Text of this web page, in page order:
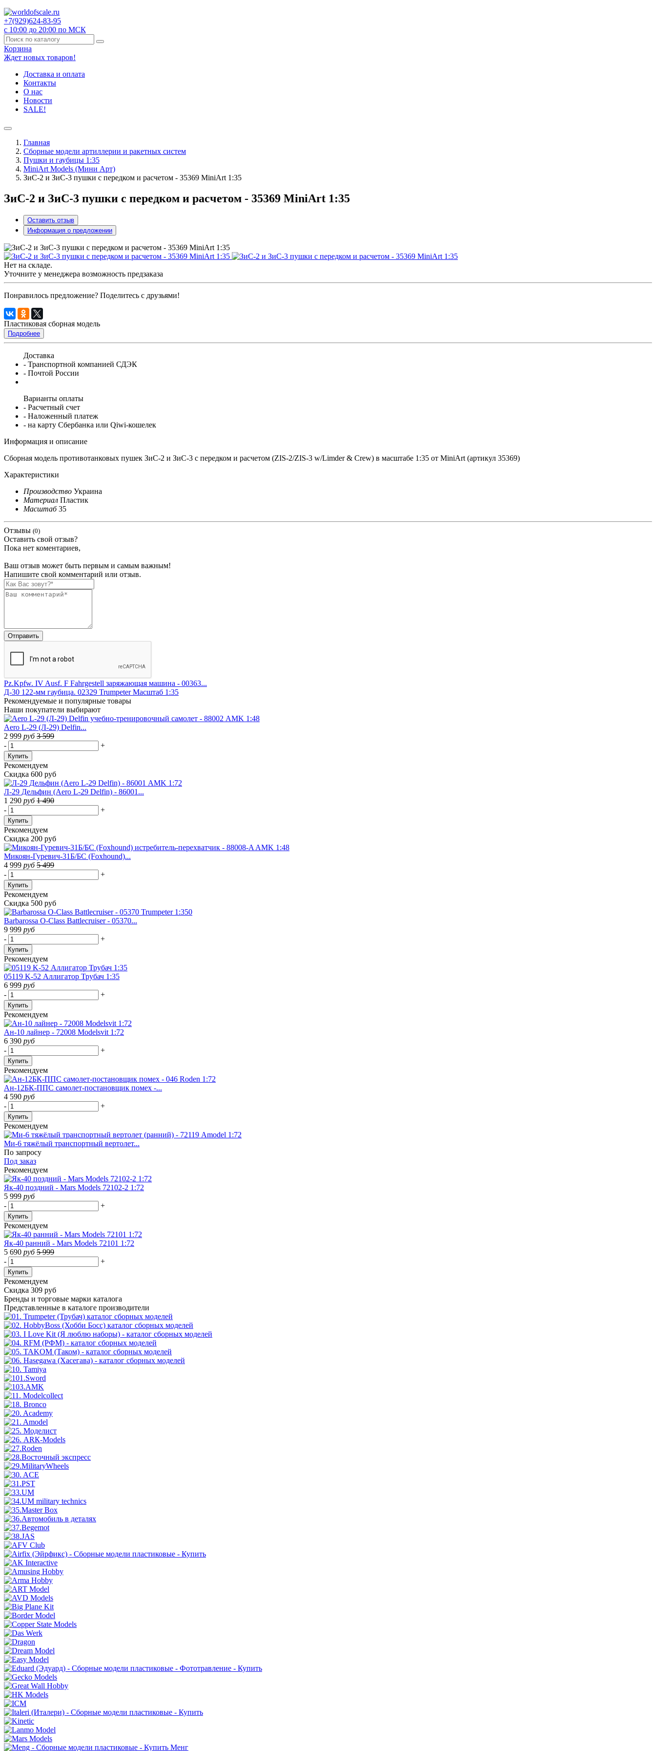
+7(929)624-83-95
с 10:00 до 20:00 по МСК
Корзина
Ждет новых товаров!
Доставка и оплата
Контакты
О нас
Новости
SALE!
Главная
Сборные модели артиллерии и ракетных систем
Пушки и гаубицы 1:35
MiniArt Models (Мини Арт)
ЗиС-2 и ЗиС-3 пушки с передком и расчетом - 35369 MiniArt 1:35
ЗиС-2 и ЗиС-3 пушки с передком и расчетом - 35369 MiniArt 1:35
Оставить отзыв
Информация о предложении
Нет на складе.
Уточните у менеджера возможность предзаказа
Понравилось предложение? Поделитесь с друзьями!
Пластиковая сборная модель
Подробнее
Доставка
- Транспортной компанией СДЭК
- Почтой России
Варианты оплаты
- Расчетный счет
- Наложенный платеж
- на карту Сбербанка или Qiwi-кошелек
Информация и описание
Сборная модель противотанковых пушек ЗиС-2 и ЗиС-3 с передком и расчетом (ZIS-2/ZIS-3 w/Limder & Crew) в масштабе 1:35 от MiniArt (артикул 35369)
Характеристики
Производство Украина
Материал Пластик
Масштаб 35
Отзывы (0)
Оставить свой отзыв?
Пока нет коментариев,
Ваш отзыв может быть первым и самым важным!
Напишите свой комментарий или отзыв.
Pz.Kpfw. IV Ausf. F Fahrgestell заряжающая машина - 00363...
Д-30 122-мм гаубица. 02329 Trumpeter Масштаб 1:35
Рекомендуемые и популярные товары
Наши покупатели выбирают
Aero L-29 (Л-29) Delfin...
2 999 руб 3 599
-
+
Купить
Рекомендуем
Скидка 600 руб
Л-29 Дельфин (Aero L-29 Delfin) - 86001...
1 290 руб 1 490
-
+
Купить
Рекомендуем
Скидка 200 руб
Микоян-Гуревич-31Б/БС (Foxhound)...
4 999 руб 5 499
-
+
Купить
Рекомендуем
Скидка 500 руб
Barbarossa O-Class Battlecruiser - 05370...
9 999 руб
-
+
Купить
Рекомендуем
05119 K-52 Аллигатор Трубач 1:35
6 999 руб
-
+
Купить
Рекомендуем
Ан-10 лайнер - 72008 Modelsvit 1:72
6 390 руб
-
+
Купить
Рекомендуем
Ан-12БК-ППС самолет-постановщик помех -...
4 590 руб
-
+
Купить
Рекомендуем
Ми-6 тяжёлый транспортный вертолет...
По запросу
Под заказ
Рекомендуем
Як-40 поздний - Mars Models 72102-2 1:72
5 999 руб
-
+
Купить
Рекомендуем
Як-40 ранний - Mars Models 72101 1:72
5 690 руб 5 999
-
+
Купить
Рекомендуем
Скидка 309 руб
Бренды и торговые марки каталога
Представленные в каталоге производители